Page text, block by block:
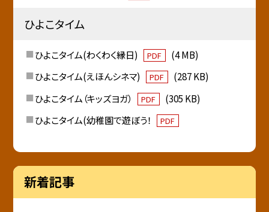
ひよこタイム
ひよこタイム(わくわく縁日) PDF
(4 MB)
ひよこタイム(えほんシネマ)
PDF
(287 KB)
ひよこタイム（キッズヨガ）
PDF
(305 KB)
ひよこタイム(幼稚園で遊ぼう！
PDF
新着記事